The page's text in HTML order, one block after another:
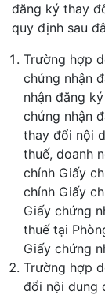
đăng ký thay
quy định sau
Trường hợp
chứng nhận
nhận đăng
chứng nhận
thay đổi nội
thuế, doanh
chính Giấy
chính Giấy
Giấy chứng
thuế tại
Giấy chứng
Trường hợp
đổi nội dung